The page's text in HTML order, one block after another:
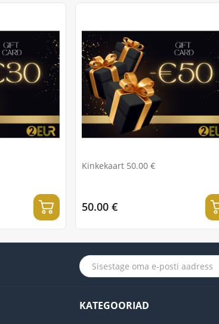
Kinkekaart 50.00 €
50.00 €
KATEGOORIAD